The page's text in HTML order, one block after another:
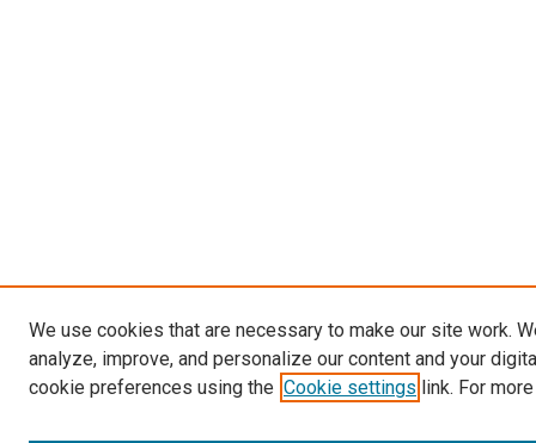
We use cookies that are necessary to make our site work.
analyze, improve, and personalize our content and your
cookie preferences using the Cookie settings link. For